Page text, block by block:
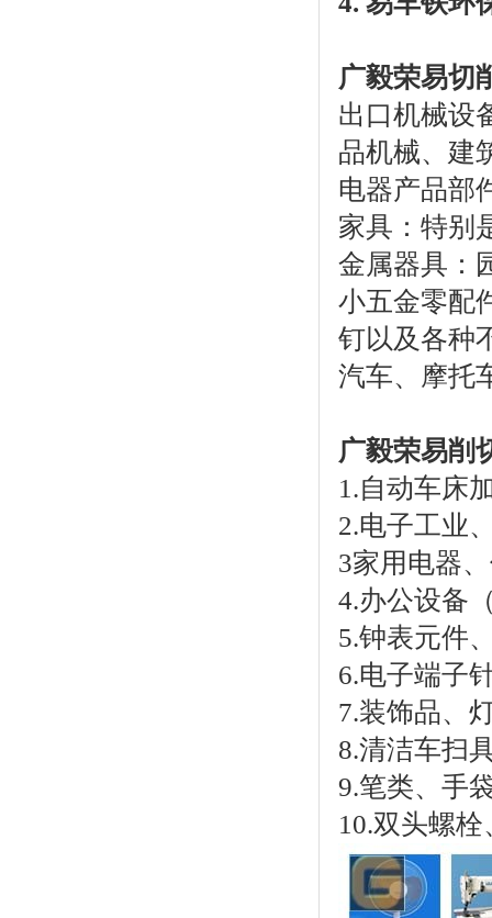
广毅荣易切
出口机械设
品机械、建
电器产品部
家具：特别
金属器具：
小五金零配
钉以及各种
汽车、摩托
广毅荣易削
1.自动车床
2.电子工业
3家用电器
4.办公设备
5.钟表元件
6.电子端子
7.装饰品、
8.清洁车扫
9.笔类、手
10.双头螺